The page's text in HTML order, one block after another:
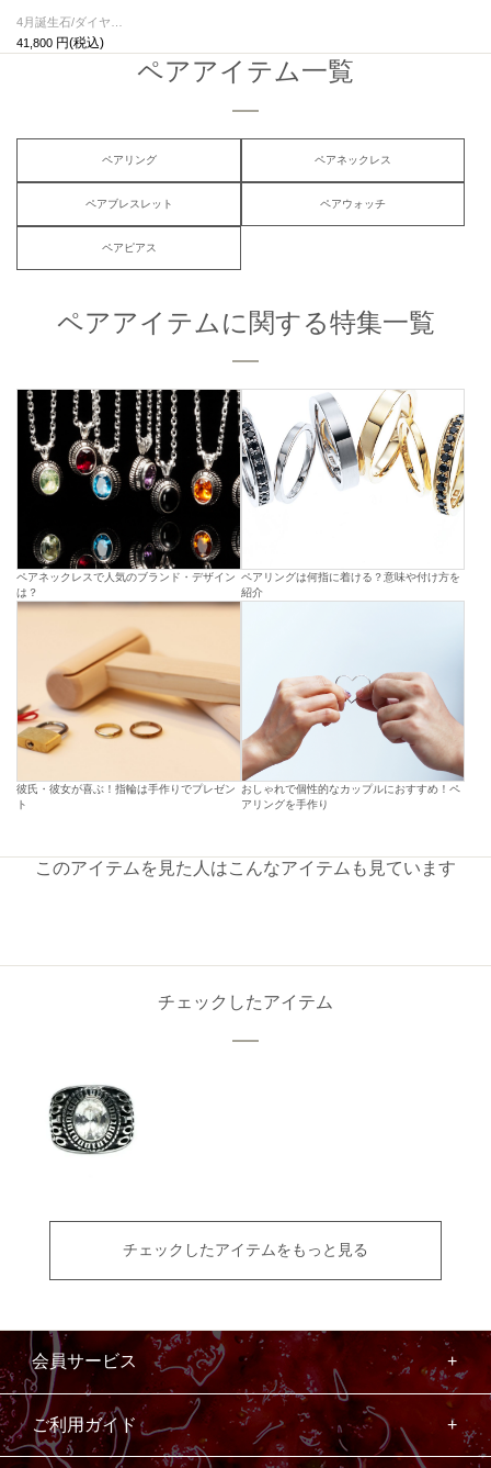
41,800
ペアアイテム一覧
ペアリング ペアネックレス
ペアブレスレット ペアウォッチ
ペアピアス
ペアアイテムに関する特集一覧
ペアネックレスで人気のブランド・デザイン
は？
ペアリングは何指に着ける？意味や付け方を
紹介
彼氏・彼女が喜ぶ！指輪は手作りでプレゼン
ト
おしゃれで個性的なカップルにおすすめ！ペ
アリングを手作り
このアイテムを見た人はこんなアイテムも見ています
チェックしたアイテム
チェックしたアイテムをもっと見る
会員サービス
ご利用ガイド